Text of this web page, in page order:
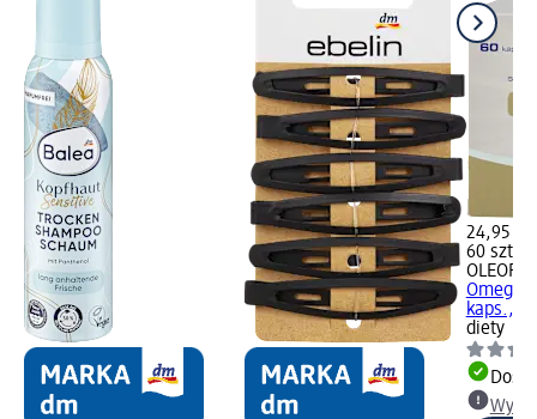
24,95 zł
60 szt.
Omega-
kaps.,
diety